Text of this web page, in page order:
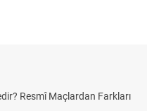
Resmî Maçlardan Farkları